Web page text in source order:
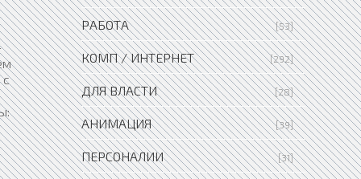
с
РАБОТА [53]
КОМП / ИНТЕРНЕТ [292]
ДЛЯ ВЛАСТИ [28]
АНИМАЦИЯ [39]
ПЕРСОНАЛИИ [31]